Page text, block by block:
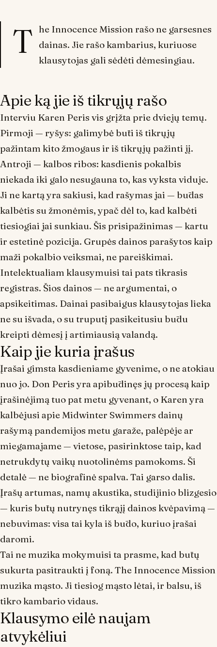
T he Innocence Mission rašo ne garsesnes
dainas. Jie rašo kambarius, kuriuose
klausytojas gali sėdėti dėmesingiau.
Apie ką jie iš tikrųjų rašo
Interviu Karen Peris vis grįžta prie dviejų temų.
Pirmoji — ryšys: galimybė būti iš tikrųjų
pažintam kito žmogaus ir iš tikrųjų pažinti jį.
Antroji — kalbos ribos: kasdienis pokalbis
niekada iki galo nesugauna to, kas vyksta viduje.
Ji ne kartą yra sakiusi, kad rašymas jai — būdas
kalbėtis su žmonėmis, ypač dėl to, kad kalbėti
tiesiogiai jai sunkiau. Šis prisipažinimas — kartu
ir estetinė pozicija. Grupės dainos parašytos kaip
maži pokalbio veiksmai, ne pareiškimai.
Intelektualiam klausymuisi tai pats tikrasis
registras. Šios dainos — ne argumentai, o
apsikeitimas. Dainai pasibaigus klausytojas lieka
ne su išvada, o su truputį pasikeitusiu būdu
kreipti dėmesį į artimiausią valandą.
Kaip jie kuria įrašus
Įrašai gimsta kasdieniame gyvenime, o ne atokiau
nuo jo. Don Peris yra apibūdinęs jų procesą kaip
įrašinėjimą tuo pat metu gyvenant, o Karen yra
kalbėjusi apieMidwinter Swimmers dainų
rašymą pandemijos metu garaže, palėpėje ar
miegamajame — vietose, pasirinktose taip, kad
netrukdytų vaikų nuotolinėms pamokoms. Ši
detalė — ne biografinė spalva. Tai garso dalis.
Įrašų artumas, namų akustika, studijinio blizgesio
— kuris būtų nutrynęs tikrąjį dainos kvėpavimą —
nebuvimas: visa tai kyla iš būdo, kuriuo įrašai
daromi.
Tai ne muzika mokymuisi ta prasme, kad būtų
sukurta pasitraukti į foną. The Innocence Mission
muzika mąsto. Ji tiesiog mąsto lėtai, ir balsu, iš
tikro kambario vidaus.
Klausymo eilė naujam
atvykėliui